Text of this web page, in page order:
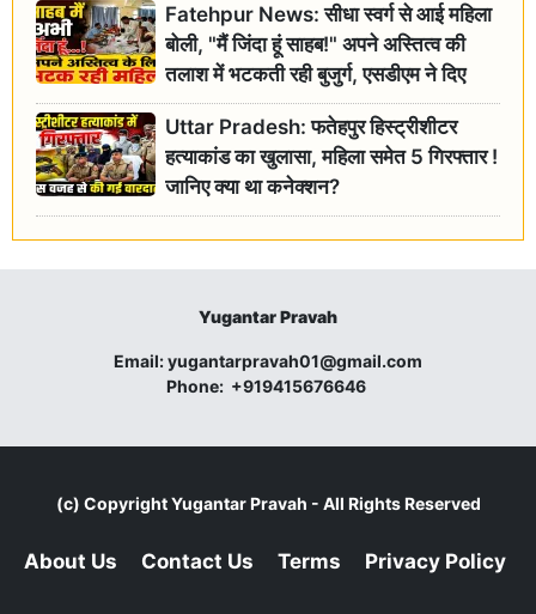
Fatehpur News: सीधा स्वर्ग से आई महिला
बोली, "मैं जिंदा हूं साहब!" अपने अस्तित्व की
तलाश में भटकती रही बुजुर्ग, एसडीएम ने दिए
जांच के आदेश
Uttar Pradesh: फतेहपुर हिस्ट्रीशीटर
हत्याकांड का खुलासा, महिला समेत 5 गिरफ्तार !
जानिए क्या था कनेक्शन?
Yugantar Pravah
Email:yugantarpravah01@gmail.com
Phone: +919415676646
(c) CopyrightYugantar Pravah - All Rights Reserved
About Us Contact Us Terms Privacy Policy